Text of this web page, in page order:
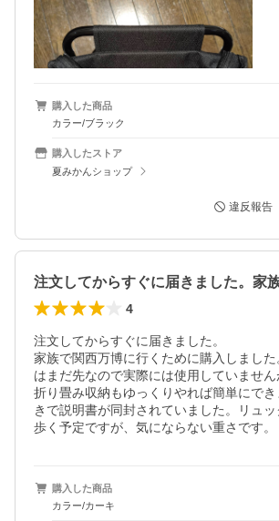
購入した商品
カラー/ブラック
購入したストア
夏みかんショップ
違反報告
4
注文してからすぐに届きました。
家族で関西万博に行くために購入しまし
はまだ先なので実際には使用していませ
折り畳み収納もゆっくりやれば簡単にで
きで説明書が同封されていました。リュ
歩く予定ですが、気にならない重さです。
購入した商品
カラー/カーキ